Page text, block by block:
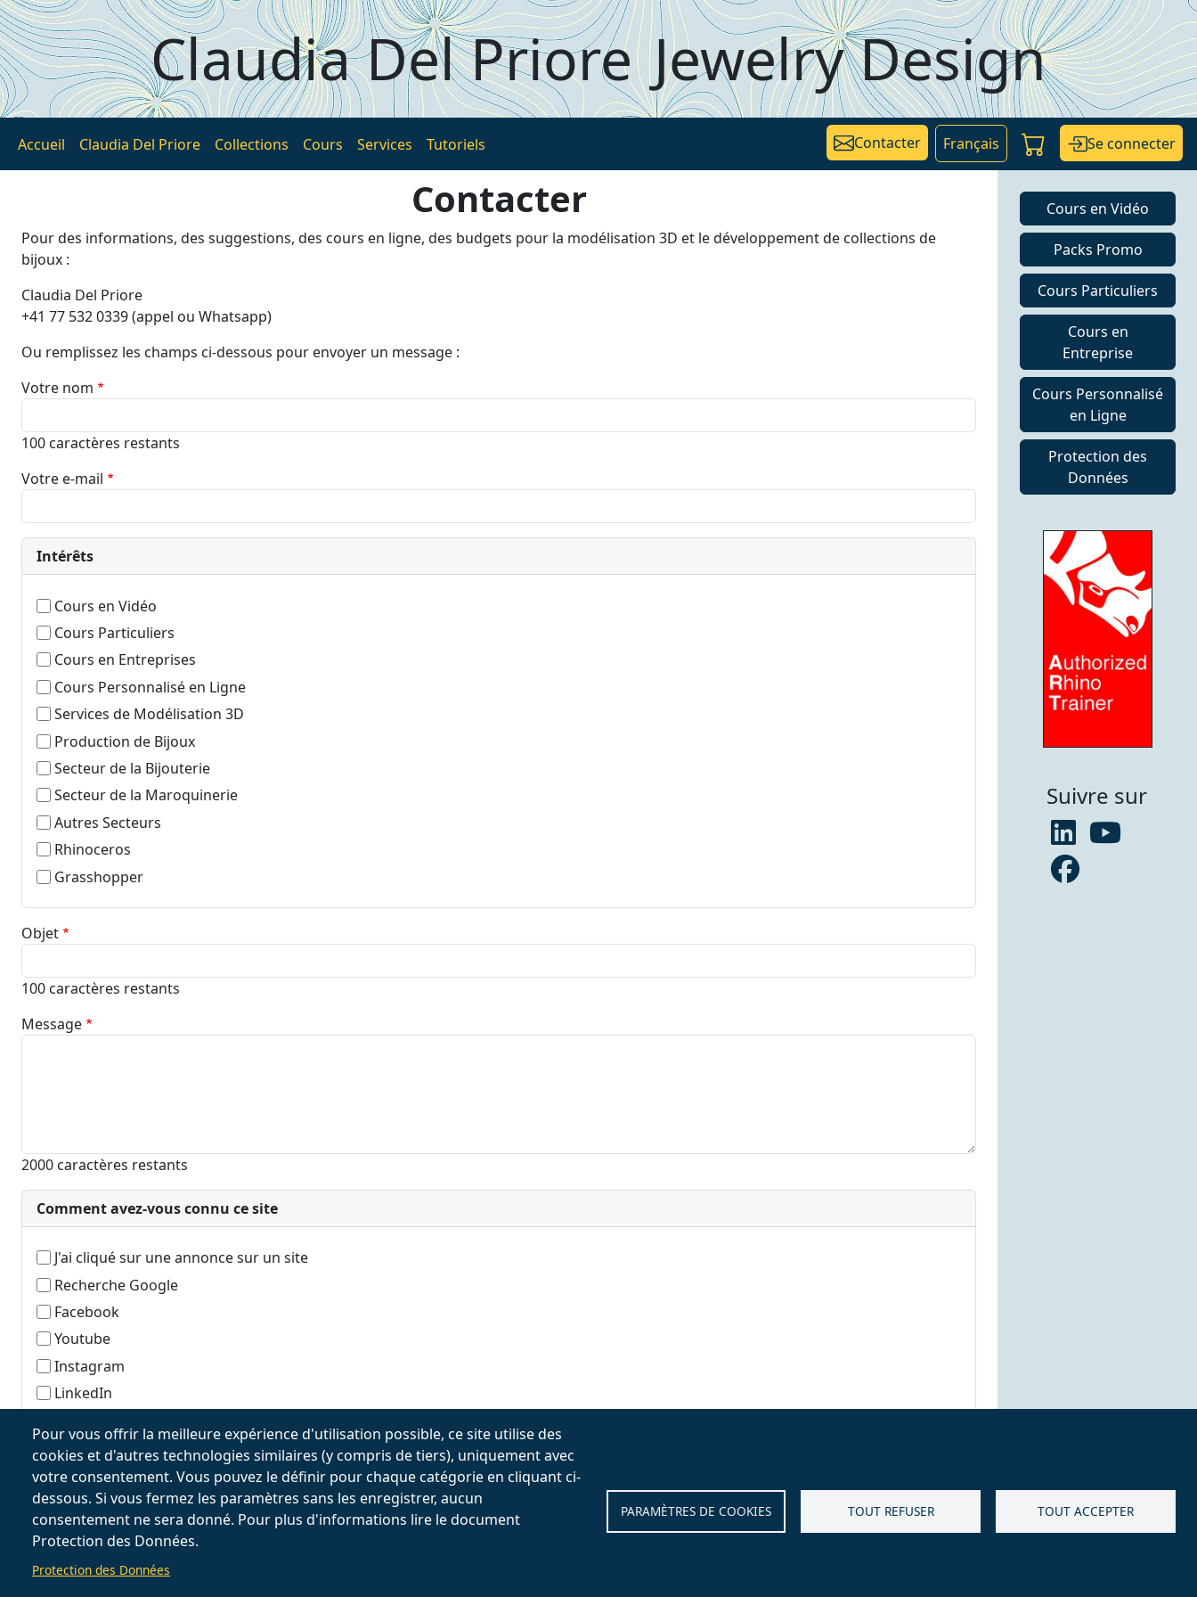
Aller au contenu principal
Claudia Del Priore Jewelry Design
Contacter Français Se connecter
Accueil Claudia Del Priore Collections Cours Services Tutoriels
Contacter
Pour des informations, des suggestions, des cours en ligne, des budgets pour la modélisation 3D et le développement de collections de
bijoux :
Claudia Del Priore
+41 77 532 0339 (appel ou Whatsapp)
Ou remplissez les champs ci-dessous pour envoyer un message :
Votre nom
100 caractères restants
Votre e-mail
Intérêts
Cours en Vidéo
Cours Particuliers
Cours en Entreprises
Cours Personnalisé en Ligne
Services de Modélisation 3D
Production de Bijoux
Secteur de la Bijouterie
Secteur de la Maroquinerie
Autres Secteurs
Rhinoceros
Grasshopper
Objet
100 caractères restants
Message
2000 caractères restants
Comment avez-vous connu ce site
J'ai cliqué sur une annonce sur un site
Recherche Google
Facebook
Youtube
Instagram
LinkedIn
Pour vous offrir la meilleure expérience d'utilisation possible, ce site utilise des
cookies et d'autres technologies similaires (y compris de tiers), uniquement avec
votre consentement. Vous pouvez le définir pour chaque catégorie en cliquant ci-
dessous. Si vous fermez les paramètres sans les enregistrer, aucun
consentement ne sera donné. Pour plus d'informations lire le document
Protection des Données.
Protection des Données
PARAMÈTRES DE COOKIES TOUT REFUSER TOUT ACCEPTER
Cours en Vidéo
Packs Promo
Cours Particuliers
Cours en
Entreprise
Cours Personnalisé
en Ligne
Protection des
Données
Suivre sur